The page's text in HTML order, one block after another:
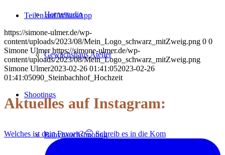
Homestudio
Gewächshaus Atelier
Shootings
Babybauchshooting
Teilen auf WhatsApp
https://simone-ulmer.de/wp-
content/uploads/2023/08/Mein_Logo_schwarz_mitZweig.png 0 0
Simone Ulmer https://simone-ulmer.de/wp-
content/uploads/2023/08/Mein_Logo_schwarz_mitZweig.png
Simone Ulmer2023-02-26 01:41:052023-02-26
01:41:05090_Steinbachhof_Hochzeit
Aktuelles auf Instagram:
Welches ist dein Favorit? 🤭 Schreib es in die Kom